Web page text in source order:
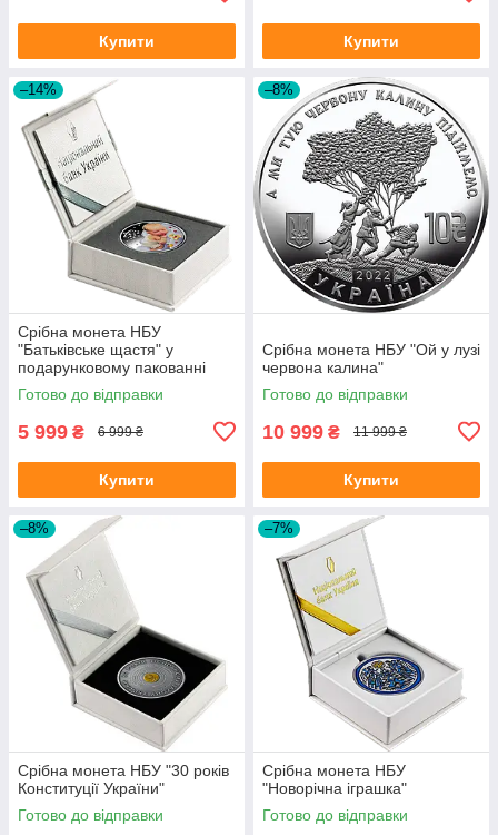
Купити Купити
–14%
Срібна монета НБУ
"Батьківське щастя" у
подарунковому пакованні
Готово до відправки
5 999 ₴ 6 999 ₴
Купити
–8%
Срібна монета НБУ "Ой у лузі
червона калина"
Готово до відправки
10 999 ₴ 11 999 ₴
Купити
–8%
Срібна монета НБУ "30 років
Конституції України"
Готово до відправки
–7%
Срібна монета НБУ
"Новорічна іграшка"
Готово до відправки